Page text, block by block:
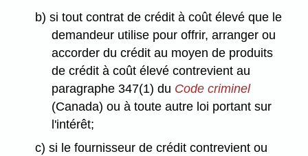
b) si tout contrat de crédit à coût élevé que le
demandeur utilise pour offrir, arranger ou
accorder du crédit au moyen de produits
de crédit à coût élevé contrevient au
paragraphe 347(1) du Code criminel
(Canada) ou à toute autre loi portant sur
l'intérêt;
c) si le fournisseur de crédit contrevient ou